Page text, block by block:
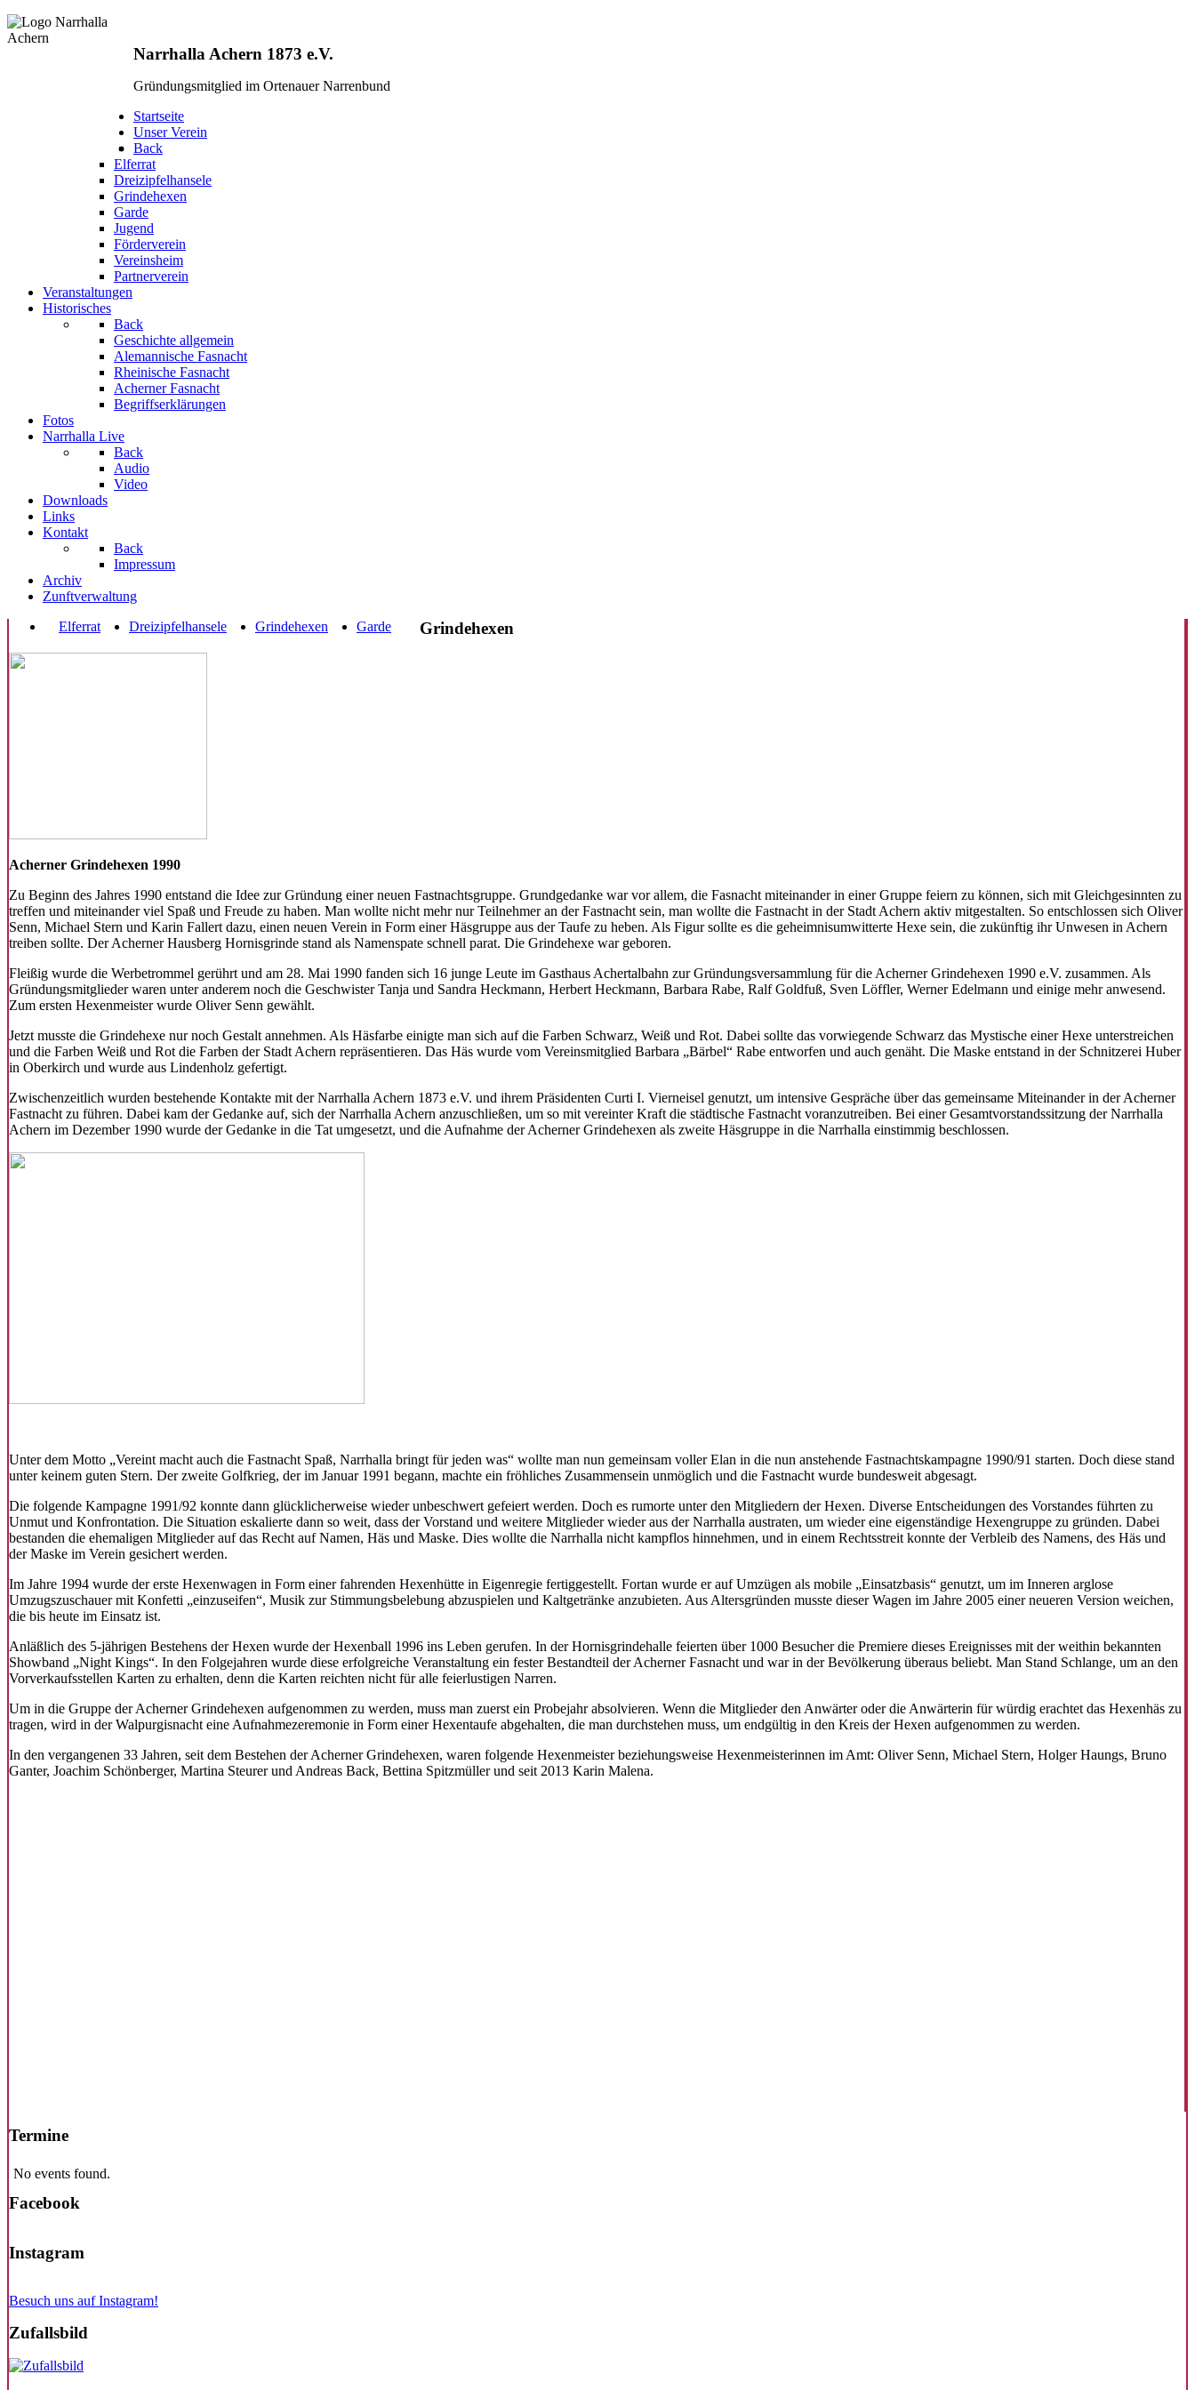
Narrhalla Achern 1873 e.V.
Gründungsmitglied im Ortenauer Narrenbund
Startseite
Unser Verein
Back
Elferrat
Dreizipfelhansele
Grindehexen
Garde
Jugend
Förderverein
Vereinsheim
Partnerverein
Veranstaltungen
Historisches
Back
Geschichte allgemein
Alemannische Fasnacht
Rheinische Fasnacht
Acherner Fasnacht
Begriffserklärungen
Fotos
Narrhalla Live
Back
Audio
Video
Downloads
Links
Kontakt
Back
Impressum
Archiv
Zunftverwaltung
Elferrat
Dreizipfelhansele Grindehexen Garde Grindehexen
Acherner Grindehexen 1990
Zu Beginn des Jahres 1990 entstand die Idee zur Gründung einer neuen Fastnachtsgruppe. Grundgedanke war vor allem, die Fasnacht miteinander in einer Gruppe feiern zu können, sich mit Gleichgesinnten zu
treffen und miteinander viel Spaß und Freude zu haben. Man wollte nicht mehr nur Teilnehmer an der Fastnacht sein, man wollte die Fastnacht in der Stadt Achern aktiv mitgestalten. So entschlossen sich Oliver
Senn, Michael Stern und Karin Fallert dazu, einen neuen Verein in Form einer Häsgruppe aus der Taufe zu heben. Als Figur sollte es die geheimnisumwitterte Hexe sein, die zukünftig ihr Unwesen in Achern
treiben sollte. Der Acherner Hausberg Hornisgrinde stand als Namenspate schnell parat. Die Grindehexe war geboren.
Fleißig wurde die Werbetrommel gerührt und am 28. Mai 1990 fanden sich 16 junge Leute im Gasthaus Achertalbahn zur Gründungsversammlung für die Acherner Grindehexen 1990 e.V. zusammen. Als
Gründungsmitglieder waren unter anderem noch die Geschwister Tanja und Sandra Heckmann, Herbert Heckmann, Barbara Rabe, Ralf Goldfuß, Sven Löffler, Werner Edelmann und einige mehr anwesend.
Zum ersten Hexenmeister wurde Oliver Senn gewählt.
Jetzt musste die Grindehexe nur noch Gestalt annehmen. Als Häsfarbe einigte man sich auf die Farben Schwarz, Weiß und Rot. Dabei sollte das vorwiegende Schwarz das Mystische einer Hexe unterstreichen
und die Farben Weiß und Rot die Farben der Stadt Achern repräsentieren. Das Häs wurde vom Vereinsmitglied Barbara „Bärbel“ Rabe entworfen und auch genäht. Die Maske entstand in der Schnitzerei Huber
in Oberkirch und wurde aus Lindenholz gefertigt.
Zwischenzeitlich wurden bestehende Kontakte mit der Narrhalla Achern 1873 e.V. und ihrem Präsidenten Curti I. Vierneisel genutzt, um intensive Gespräche über das gemeinsame Miteinander in der Acherner
Fastnacht zu führen. Dabei kam der Gedanke auf, sich der Narrhalla Achern anzuschließen, um so mit vereinter Kraft die städtische Fastnacht voranzutreiben. Bei einer Gesamtvorstandssitzung der Narrhalla
Achern im Dezember 1990 wurde der Gedanke in die Tat umgesetzt, und die Aufnahme der Acherner Grindehexen als zweite Häsgruppe in die Narrhalla einstimmig beschlossen.
Unter dem Motto „Vereint macht auch die Fastnacht Spaß, Narrhalla bringt für jeden was“ wollte man nun gemeinsam voller Elan in die nun anstehende Fastnachtskampagne 1990/91 starten. Doch diese stand
unter keinem guten Stern. Der zweite Golfkrieg, der im Januar 1991 begann, machte ein fröhliches Zusammensein unmöglich und die Fastnacht wurde bundesweit abgesagt.
Die folgende Kampagne 1991/92 konnte dann glücklicherweise wieder unbeschwert gefeiert werden. Doch es rumorte unter den Mitgliedern der Hexen. Diverse Entscheidungen des Vorstandes führten zu
Unmut und Konfrontation. Die Situation eskalierte dann so weit, dass der Vorstand und weitere Mitglieder wieder aus der Narrhalla austraten, um wieder eine eigenständige Hexengruppe zu gründen. Dabei
bestanden die ehemaligen Mitglieder auf das Recht auf Namen, Häs und Maske. Dies wollte die Narrhalla nicht kampflos hinnehmen, und in einem Rechtsstreit konnte der Verbleib des Namens, des Häs und
der Maske im Verein gesichert werden.
Im Jahre 1994 wurde der erste Hexenwagen in Form einer fahrenden Hexenhütte in Eigenregie fertiggestellt. Fortan wurde er auf Umzügen als mobile „Einsatzbasis“ genutzt, um im Inneren arglose
Umzugszuschauer mit Konfetti „einzuseifen“, Musik zur Stimmungsbelebung abzuspielen und Kaltgetränke anzubieten. Aus Altersgründen musste dieser Wagen im Jahre 2005 einer neueren Version weichen,
die bis heute im Einsatz ist.
Anläßlich des 5-jährigen Bestehens der Hexen wurde der Hexenball 1996 ins Leben gerufen. In der Hornisgrindehalle feierten über 1000 Besucher die Premiere dieses Ereignisses mit der weithin bekannten
Showband „Night Kings“. In den Folgejahren wurde diese erfolgreiche Veranstaltung ein fester Bestandteil der Acherner Fasnacht und war in der Bevölkerung überaus beliebt. Man Stand Schlange, um an den
Vorverkaufsstellen Karten zu erhalten, denn die Karten reichten nicht für alle feierlustigen Narren.
Um in die Gruppe der Acherner Grindehexen aufgenommen zu werden, muss man zuerst ein Probejahr absolvieren. Wenn die Mitglieder den Anwärter oder die Anwärterin für würdig erachtet das Hexenhäs zu
tragen, wird in der Walpurgisnacht eine Aufnahmezeremonie in Form einer Hexentaufe abgehalten, die man durchstehen muss, um endgültig in den Kreis der Hexen aufgenommen zu werden.
In den vergangenen 33 Jahren, seit dem Bestehen der Acherner Grindehexen, waren folgende Hexenmeister beziehungsweise Hexenmeisterinnen im Amt: Oliver Senn, Michael Stern, Holger Haungs, Bruno
Ganter, Joachim Schönberger, Martina Steurer und Andreas Back, Bettina Spitzmüller und seit 2013 Karin Malena.
Termine
No events found.
Facebook
Instagram
Besuch uns auf Instagram!
Zufallsbild